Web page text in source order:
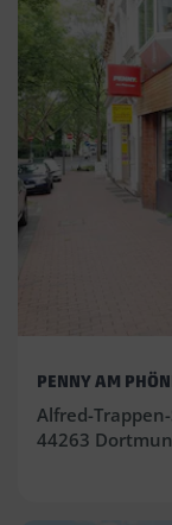
PENNY AM
Alfred-
44263